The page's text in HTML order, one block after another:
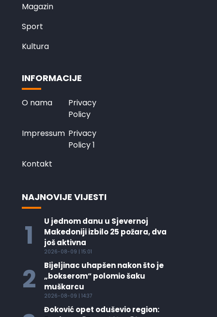
Magazin
Sport
Kultura
INFORMACIJE
O nama
Privacy
Policy
Impressum Privacy
Policy 1
Kontakt
NAJNOVIJE VIJESTI
1
U jednom danu u Sjevernoj
Makedoniji izbilo 25 požara, dva
još aktivna
2026-08-09 | 15:01
2
Bijeljinac uhapšen nakon što je
„bokserom“ polomio šaku
muškarcu
2026-08-09 | 14:37
Đoković opet oduševio region: